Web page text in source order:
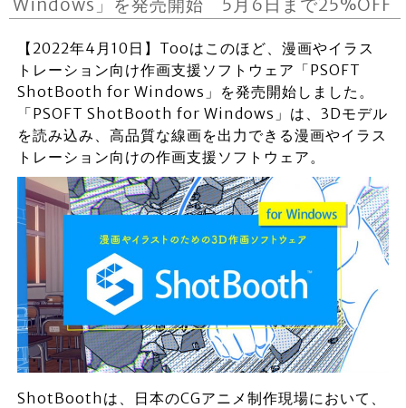
Windows」を発売開始 5月6日まで25%OFF
【2022年4月10日】Tooはこのほど、漫画やイラス
トレーション向け作画支援ソフトウェア「PSOFT
ShotBooth for Windows」を発売開始しました。
「PSOFT ShotBooth for Windows」は、3Dモデル
を読み込み、高品質な線画を出力できる漫画やイラス
トレーション向けの作画支援ソフトウェア。
ShotBoothは、日本のCGアニメ制作現場において、